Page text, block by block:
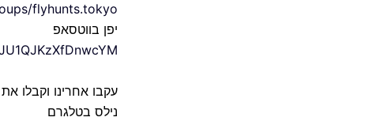
flyhunts.tokyo
יפן בווטסאפ
עקבו אחרינו וקבלו
נילס בטלגרם